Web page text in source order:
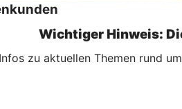
Wichtiger Hinweis:
zu aktuellen Themen rund